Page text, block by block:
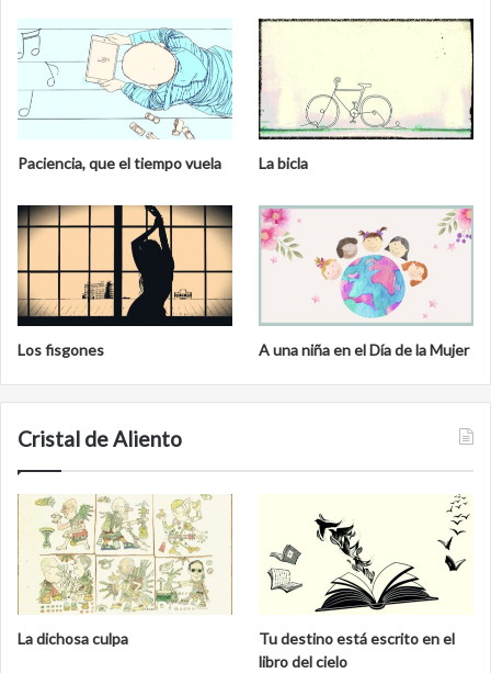
Paciencia, que el tiempo vuela La bicla
Los fisgones A una niña en el Día de la Mujer
Cristal de Aliento
La dichosa culpa
Tu destino está escrito en el
libro del cielo